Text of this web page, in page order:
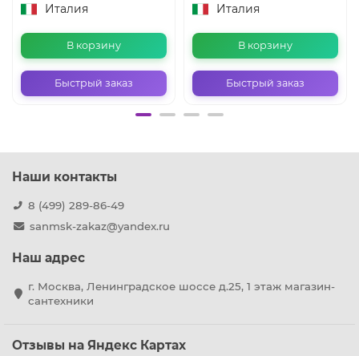
Италия
В корзину
Быстрый заказ
Италия
В корзину
Быстрый заказ
Наши контакты
8 (499) 289-86-49
sanmsk-zakaz@yandex.ru
Наш адрес
г. Москва, Ленинградское шоссе д.25, 1 этаж магазин-
сантехники
Отзывы на Яндекс Картах